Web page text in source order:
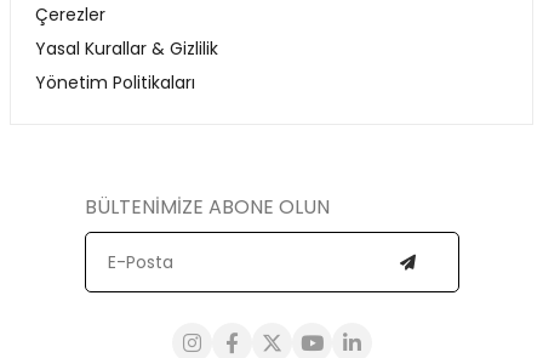
Çerezler
Yasal Kurallar & Gizlilik
Yönetim Politikaları
BÜLTENİMİZE ABONE OLUN